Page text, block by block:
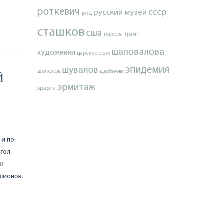
и по-
роткевич рпц русский музей ссср
сташков сша тороева трамп
художники царское село шаповалова
шолохов шувалов щербакова эпидемия
эрарта эрмитаж